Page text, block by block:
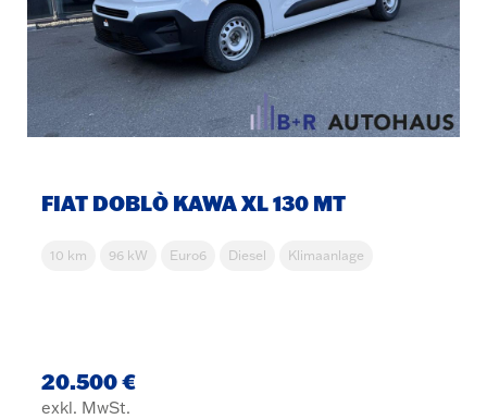
FIAT DOBLÒ KAWA XL 130 MT
10 km 96 kW Euro6 Diesel Klimaanlage
20.500 €
exkl. MwSt.